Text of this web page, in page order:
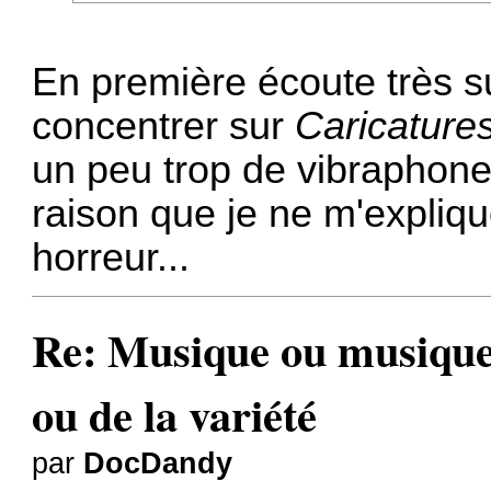
En première écoute très
concentrer sur
un peu trop de
raison que je ne
horreur...
Re: Musique ou
ou de la variété
par DocDandy